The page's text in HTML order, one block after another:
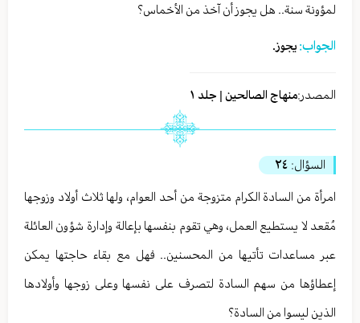
لمؤونة سنة.. هل يجوز أن آخذ من الأخماس؟
الجواب: يجوز.
المصدر:منهاج الصالحين | جلد ١
السؤال: ٢٤
امرأة من السادة الكرام متزوجة من أحد العوام، ولها ثلاث أولاد وزوجها
مُقعد لا يستطيع العمل، وهي تقوم بنفسها بإعالة وإدارة شؤون العائلة
عبر مساعدات تأتيها من المحسنين.. فهل مع بقاء حاجتها يمكن
إعطاؤها من سهم السادة لتصرف على نفسها وعلى زوجها وأولادها
الذين ليسوا من السادة؟